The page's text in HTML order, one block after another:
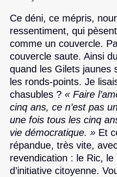
Ce déni, ce mépris,
ressentiment, qui
comme un couvercle.
couvercle saute. Ainsi
quand les Gilets jaunes
les ronds-points. Je
chasubles ? « Faire
cinq ans, ce n’est pas
une fois tous les cinq
vie démocratique. » Et
répandue, très vite,
revendication : le Ric, le
d’initiative citoyenne.